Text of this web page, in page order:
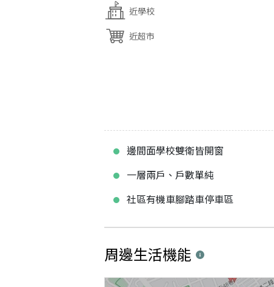
近學校
近超市
邊間面學校雙衛皆開窗
一層兩戶、戶數單純
社區有機車腳踏車停車區
周邊生活機能